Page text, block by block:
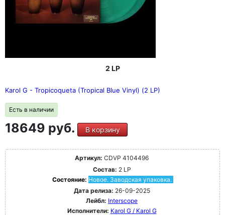
2 LP
Karol G - Tropicoqueta (Tropical Blue Vinyl) (2 LP)
Есть в наличии
18649 руб. В корзину
Артикул: CDVP 4104496
Состав: 2 LP
Состояние: Новое. Заводская упаковка.
Дата релиза: 26-09-2025
Лейбл: Interscope
Исполнители: Karol G / Karol G